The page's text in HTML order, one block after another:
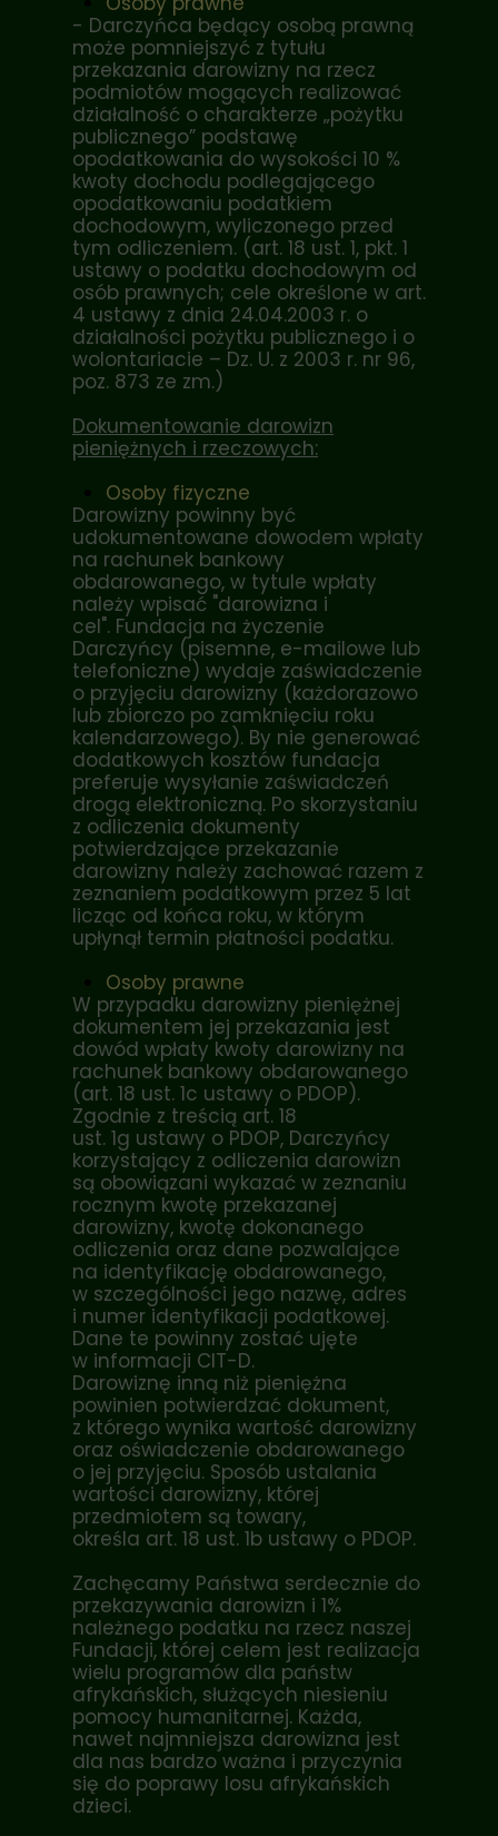
- Darczyńca będący osobą prawną
może pomniejszyć z tytułu
przekazania darowizny na rzecz
podmiotów mogących realizować
działalność o charakterze „pożytku
publicznego” podstawę
opodatkowania do wysokości 10 %
kwoty dochodu podlegającego
opodatkowaniu podatkiem
dochodowym, wyliczonego przed
tym odliczeniem. (art. 18 ust. 1, pkt. 1
ustawy o podatku dochodowym od
osób prawnych; cele określone w art.
4 ustawy z dnia 24.04.2003 r. o
działalności pożytku publicznego i o
wolontariacie – Dz. U. z 2003 r. nr 96,
poz. 873 ze zm.)
Dokumentowanie darowizn
pieniężnych i rzeczowych:
Osoby fizyczne
Darowizny powinny być
udokumentowane dowodem wpłaty
na rachunek bankowy
obdarowanego, w tytule wpłaty
należy wpisać "darowizna i
cel". Fundacja na życzenie
Darczyńcy (pisemne, e-mailowe lub
telefoniczne) wydaje zaświadczenie
o przyjęciu darowizny (każdorazowo
lub zbiorczo po zamknięciu roku
kalendarzowego). By nie generować
dodatkowych kosztów fundacja
preferuje wysyłanie zaświadczeń
drogą elektroniczną. Po skorzystaniu
z odliczenia dokumenty
potwierdzające przekazanie
darowizny należy zachować razem z
zeznaniem podatkowym przez 5 lat
licząc od końca roku, w którym
upłynął termin płatności podatku.
Osoby prawne
W przypadku darowizny pieniężnej
dokumentem jej przekazania jest
dowód wpłaty kwoty darowizny na
rachunek bankowy obdarowanego
(art. 18 ust. 1c ustawy o PDOP).
Zgodnie z treścią art. 18
ust. 1g ustawy o PDOP, Darczyńcy
korzystający z odliczenia darowizn
są obowiązani wykazać w zeznaniu
rocznym kwotę przekazanej
darowizny, kwotę dokonanego
odliczenia oraz dane pozwalające
na identyfikację obdarowanego,
w szczególności jego nazwę, adres
i numer identyfikacji podatkowej.
Dane te powinny zostać ujęte
w informacji CIT-D.
Darowiznę inną niż pieniężna
powinien potwierdzać dokument,
z którego wynika wartość darowizny
oraz oświadczenie obdarowanego
o jej przyjęciu. Sposób ustalania
wartości darowizny, której
przedmiotem są towary,
określa art. 18 ust. 1b ustawy o PDOP.
Zachęcamy Państwa serdecznie do
przekazywania darowizn i 1%
należnego podatku na rzecz naszej
Fundacji, której celem jest realizacja
wielu programów dla państw
afrykańskich, służących niesieniu
pomocy humanitarnej. Każda,
nawet najmniejsza darowizna jest
dla nas bardzo ważna i przyczynia
się do poprawy losu afrykańskich
dzieci.